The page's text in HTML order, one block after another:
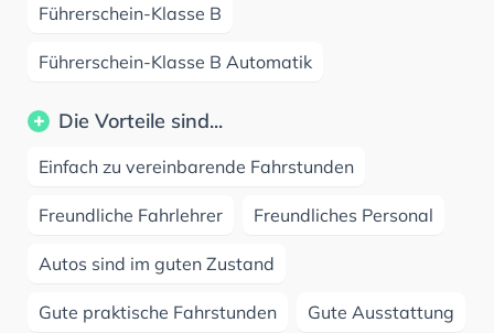
Führerschein-Klasse B
Führerschein-Klasse B Automatik
Die Vorteile sind...
Einfach zu vereinbarende Fahrstunden
Freundliche Fahrlehrer Freundliches Personal
Autos sind im guten Zustand
Gute praktische Fahrstunden Gute Ausstattung